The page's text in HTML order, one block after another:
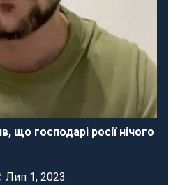
що господарі росії нічого
Лип 1, 2023